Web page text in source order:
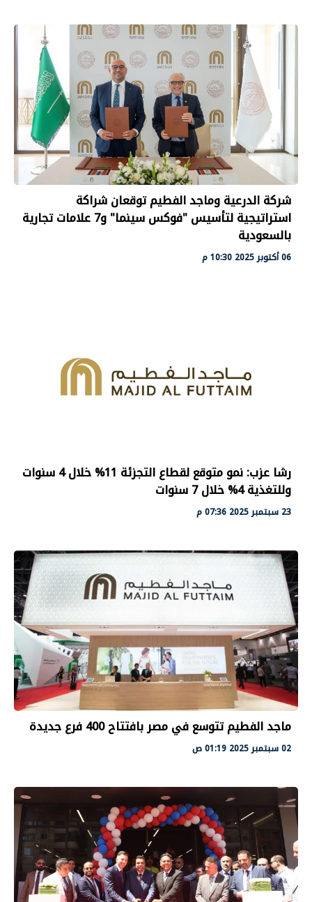
شركة الدرعية وماجد الفطيم توقعان شراكة
استراتيجية لتأسيس "فوكس سينما" و7 علامات تجارية
بالسعودية
06 أكتوبر 2025 10:30 م
رشا عزب: نمو متوقع لقطاع التجزئة 11% خلال 4 سنوات
وللتغذية 4% خلال 7 سنوات
23 سبتمبر 2025 07:36 م
ماجد الفطيم تتوسع في مصر بافتتاح 400 فرع جديدة
02 سبتمبر 2025 01:19 ص